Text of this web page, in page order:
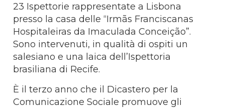
23 Ispettorie rappresentate a Lisbona
presso la casa delle “Irmãs Franciscanas
Hospitaleiras da Imaculada Conceição”.
Sono intervenuti, in qualità di ospiti un
salesiano e una laica dell’Ispettoria
brasiliana di Recife.
È il terzo anno che il Dicastero per la
Comunicazione Sociale promuove gli